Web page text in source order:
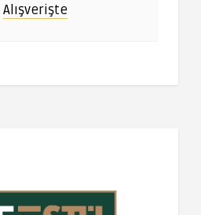
Alışverişte